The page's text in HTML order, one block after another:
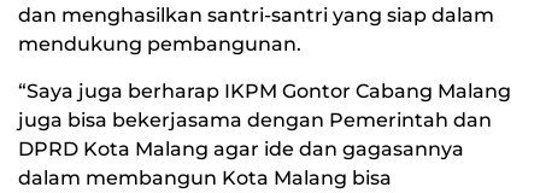
dan menghasilkan santri-santri yang siap dalam
mendukung pembangunan.
“Saya juga berharap IKPM Gontor Cabang Malang
juga bisa bekerjasama dengan Pemerintah dan
DPRD Kota Malang agar ide dan gagasannya
dalam membangun Kota Malang bisa